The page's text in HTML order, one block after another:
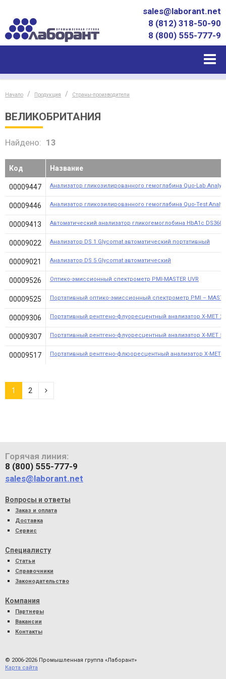
sales@laborant.net
8 (812) 318-50-90
8 (800) 555-777-9
Начало Продукция Страны-производители
ВЕЛИКОБРИТАНИЯ
Найдено: 13
Код Название
00009447 Анализатор гликозилированного гемоглабина Quo-Lab
00009446 Анализатор гликозилированного гемоглабина Quo-Test
00009413 Автоматический анализатор гликогемоглобина HbA1c DS360
00009022 Анализатор DS 1 Glycomat автоматический портативный
00009021 Анализатор DS 5 Glycomat автоматический
00009526 Оптико-эмиссионный спектрометр PMI-MASTER UVR
00009525 Портативный оптико-эмиссионный спектрометр PMI –
00009306 Портативный рентгено-флуоресцентный анализатор X-MET
00009307 Портативный рентгено-флуоресцентный анализатор X-MET
00009517 Портативный рентгено-флюоресцентный анализатор X-MET
1 2
Горячая линия:
8 (800) 555-777-9
sales@laborant.net
Вопросы и ответы
Заказ и оплата
Доставка
Сервис
Специалисту
Статьи
Справочники
Законодательство
Компания
Партнеры
Вакансии
Контакты
© 2006-2026 Промышленная группа «Лаборант»
Карта сайта